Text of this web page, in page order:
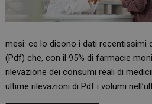
mesi: ce lo dicono i dati recentissimi
(Pdf) che, con il 95% di farmacie
rilevazione dei consumi reali di
ultime rilevazioni di Pdf i volumi